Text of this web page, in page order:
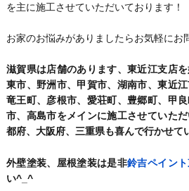
を主に施工させていただいております！
お家のお悩みがありましたらお気軽にお
滋賀県は店舗のあります、東近江支店
東市、野洲市、甲賀市、湖南市、東近江
竜王町、彦根市、愛荘町、豊郷町、甲
市、高島市をメインに施工させていた
都府、大阪府、三重県も喜んで行かせて
外壁塗装、屋根塗装は是非鈴吉ペイン
い^_^